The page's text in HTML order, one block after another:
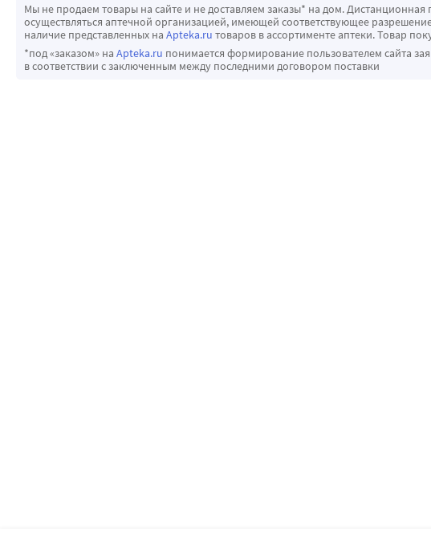
Мы не продаем товары на сайте и не доставляем заказы* на дом.
осуществляться аптечной организацией, имеющей соответствующее
наличие представленных на Apteka.ru товаров в ассортименте аптеки. Товар
*под «заказом» на Apteka.ru понимается формирование пользователем сайта
в соответствии с заключенным между последними договором поставки